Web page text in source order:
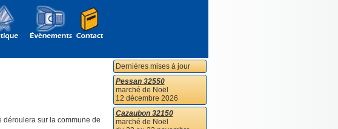
sur la commune de
Dernières mises à jour
Pessan 32550
marché de Noël
12 décembre 2026
Cazaubon 32150
marché de Noël